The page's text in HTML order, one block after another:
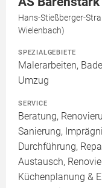
Hans-Stießberger-
Wielenbach)
SPEZIALGEBIETE
Malerarbeiten,
Umzug
SERVICE
Beratung,
Sanierung,
Durchführung,
Austausch,
Küchenplanung &